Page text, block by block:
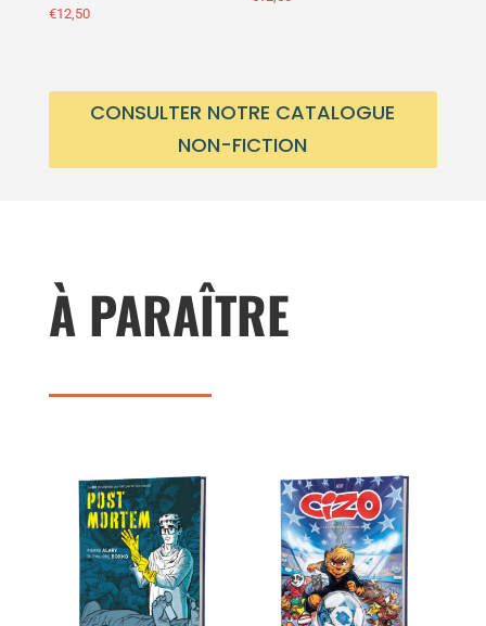
€12,50
CONSULTER NOTRE CATALOGUE
NON-FICTION
À PARAÎTRE